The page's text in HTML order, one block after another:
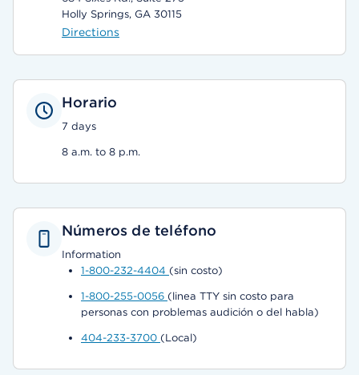
Holly Springs, GA 30115
Directions
Horario
7 days
8 a.m. to 8 p.m.
Números de teléfono
Information
1-800-232-4404 (sin costo)
1-800-255-0056 (linea TTY sin costo para
personas con problemas audición o del habla)
404-233-3700 (Local)